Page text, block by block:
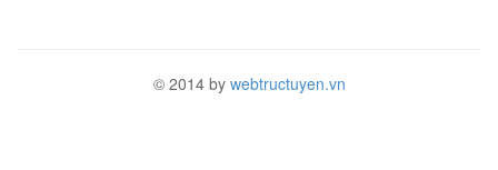
© 2014 by webtructuyen.vn